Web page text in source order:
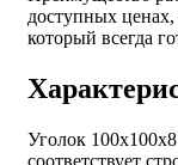
доступных
который всегда
Уголок
соответствует